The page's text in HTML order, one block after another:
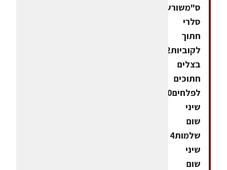
ס"משורש
סלרי
חתוך
לקוביות2
בצלים
חתוכים
לפלחים10
שיני
שום
שלמות4
שיני
שום